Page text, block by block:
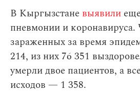
В Кыргызстане выявили
пневмонии и коронавируса.
зараженных за время
214, из них 76 351
умерли двое пациентов, а
исходов — 1 358.